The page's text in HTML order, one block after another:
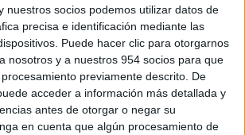
nuestros socios podemos utilizar datos de
precisa e identificación mediante las
Puede hacer clic para otorgarnos
nosotros y a nuestros 954 socios para que
previamente descrito. De
acceder a información más detallada y
antes de otorgar o negar su
en cuenta que algún procesamiento de